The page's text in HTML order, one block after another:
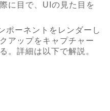
に目で、UIの見た目を
ポーネントをレンダーし
アップをキャプチャー
。詳細は以下で解説。